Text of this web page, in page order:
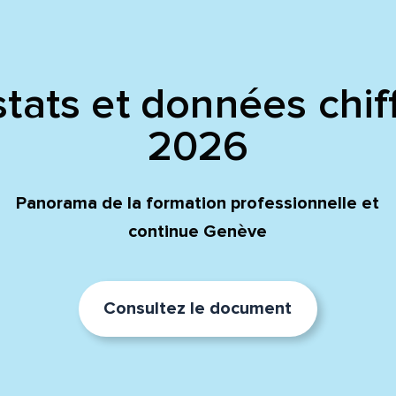
et données
2026
Panorama de la formation professionnelle et
continue Genève
Consultez le document